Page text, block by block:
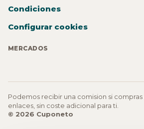
Condiciones
Configurar cookies
MERCADOS
Podemos recibir una comision si
enlaces, sin coste adicional para ti.
© 2026 Cuponeto